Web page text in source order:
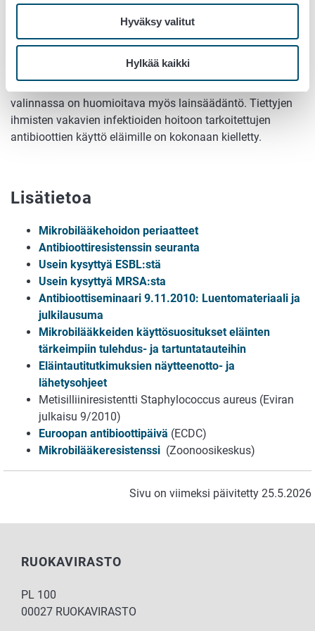
Hyväksy valitut
Hylkää kaikki
hoitoon valitaan ensisijassa laboratoriotulosten
perusteella. Jos näytteitä ei ole mahdollista ottaa,
taudinaiheuttajan mukaan ja antibiootiksi valitaan
valinnassa on huomioitava myös lainsäädäntö. Tiettyjen
ihmisten vakavien infektioiden hoitoon tarkoitettujen
antibioottien käyttö eläimille on kokonaan kielletty.
Lisätietoa
Mikrobilääkehoidon periaatteet
Antibioottiresistenssin seuranta
Usein kysyttyä ESBL:stä
Usein kysyttyä MRSA:sta
Antibioottiseminaari 9.11.2010: Luentomateriaali ja
julkilausuma
Mikrobilääkkeiden käyttösuositukset eläinten
tärkeimpiin tulehdus- ja tartuntatauteihin
Eläintautitutkimuksien näytteenotto- ja
lähetysohjeet
Metisilliiniresistentti Staphylococcus aureus (Eviran
julkaisu 9/2010)
Euroopan antibioottipäivä (ECDC)
Mikrobilääkeresistenssi (Zoonoosikeskus)
Sivu on viimeksi päivitetty 25.5.2026
RUOKAVIRASTO
PL 100
00027 RUOKAVIRASTO